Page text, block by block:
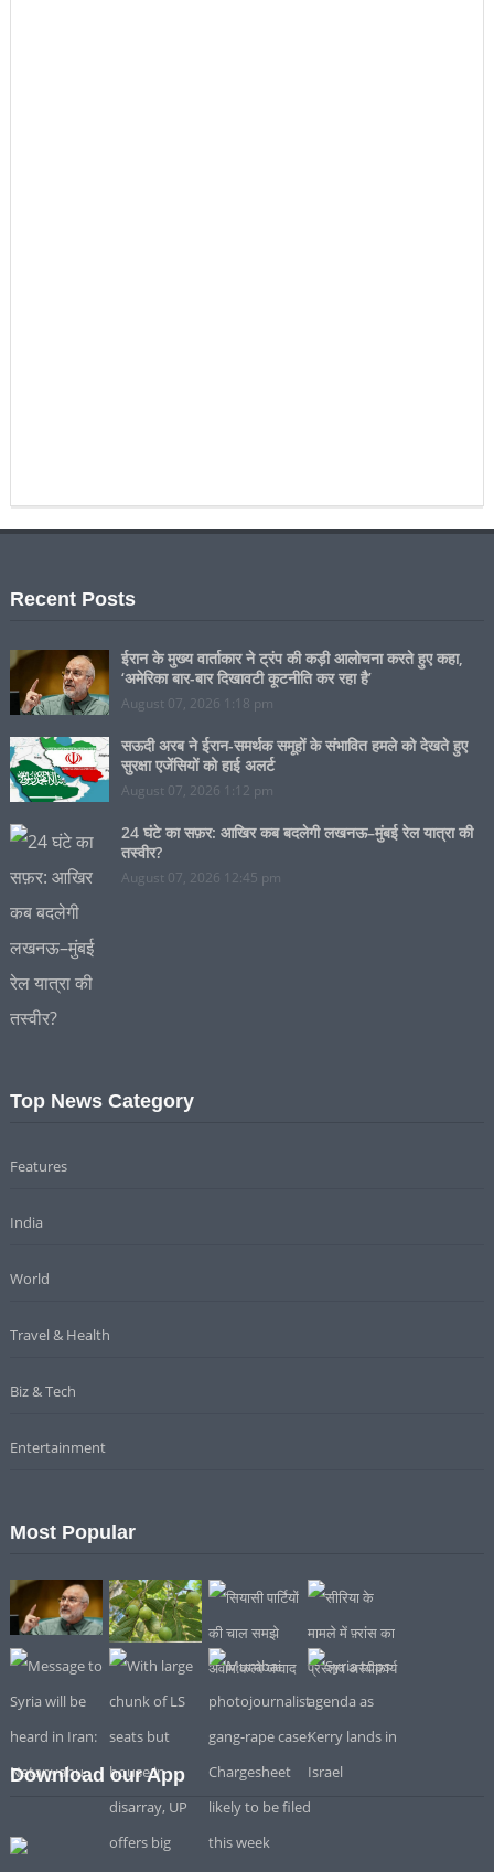
Recent Posts
ईरान के मुख्य वार्ताकार ने ट्रंप की कड़ी आलोचना करते हुए कहा,
‘अमेरिका बार-बार दिखावटी कूटनीति कर रहा है’
August 07, 2026 1:18 pm
सऊदी अरब ने ईरान-समर्थक समूहों के संभावित हमले को देखते हुए
सुरक्षा एजेंसियों को हाई अलर्ट
August 07, 2026 1:12 pm
24 घंटे का सफ़र: आखिर कब बदलेगी लखनऊ–मुंबई रेल यात्रा की
तस्वीर?
August 07, 2026 12:45 pm
Top News Category
Features
India
World
Travel & Health
Biz & Tech
Entertainment
Most Popular
Download our App